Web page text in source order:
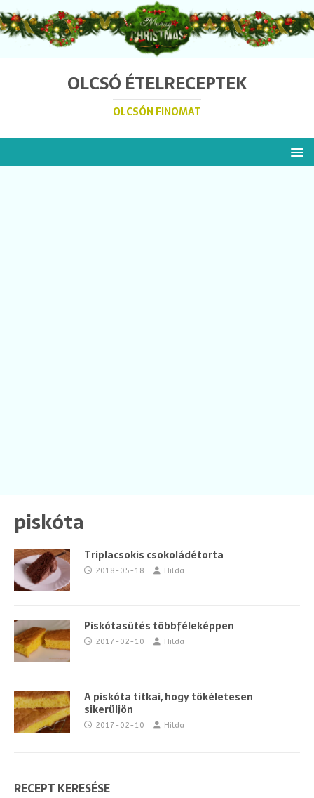
OLCSÓ ÉTELRECEPTEK
OLCSÓN FINOMAT
piskóta
Triplacsokis csokoládétorta
2018-05-18 Hilda
Piskótasütés többféleképpen
2017-02-10 Hilda
A piskóta titkai, hogy tökéletesen
sikerüljön
2017-02-10 Hilda
RECEPT KERESÉSE